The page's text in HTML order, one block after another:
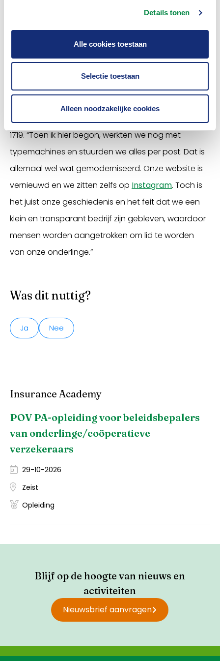
Details tonen
Alle cookies toestaan
Selectie toestaan
Alleen noodzakelijke cookies
premie en bij overlijden krijgen je nabestaanden een
1719. “Toen ik hier begon, werkten we nog met
typemachines en stuurden we alles per post. Dat is
allemaal wel wat gemoderniseerd. Onze website is
vernieuwd en we zitten zelfs op Instagram. Toch is
het juist onze geschiedenis en het feit dat we een
klein en transparant bedrijf zijn gebleven, waardoor
mensen worden aangetrokken om lid te worden
van onze onderlinge.”
Was dit nuttig?
Ja Nee
Insurance Academy
POV PA-opleiding voor beleidsbepalers
van onderlinge/coöperatieve
verzekeraars
29-10-2026
Zeist
Opleiding
Blijf op de hoogte van nieuws en
activiteiten
Nieuwsbrief aanvragen